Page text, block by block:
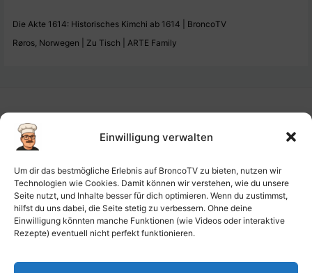
Einwilligung verwalten
Um dir das bestmögliche Erlebnis auf BroncoTV zu bieten, nutzen wir
Technologien wie Cookies. Damit können wir verstehen, wie du unsere
Seite nutzt, und Inhalte besser für dich optimieren. Wenn du zustimmst,
hilfst du uns dabei, die Seite stetig zu verbessern. Ohne deine
Einwilligung könnten manche Funktionen (wie Videos oder interaktive
Rezepte) eventuell nicht perfekt funktionieren.
Die Akte 1614: Historisches Kimchi ab 1614 | BroncoTV
Røros, Norwegen | Zu Tisch | ARTE Family
Datenschutz-Haftung
Cookie-Richtlinie (EU)
Barrierefreiheit